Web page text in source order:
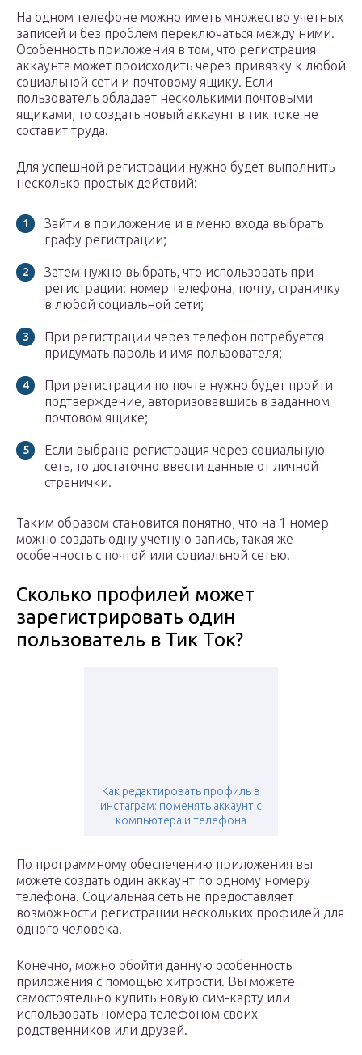
На одном телефоне можно иметь множество учетных
записей и без проблем переключаться между ними.
Особенность приложения в том, что регистрация
аккаунта может происходить через привязку к любой
социальной сети и почтовому ящику. Если
пользователь обладает несколькими почтовыми
ящиками, то создать новый аккаунт в тик токе не
составит труда.
Для успешной регистрации нужно будет выполнить
несколько простых действий:
Зайти в приложение и в меню входа выбрать
графу регистрации;
Затем нужно выбрать, что использовать при
регистрации: номер телефона, почту, страничку
в любой социальной сети;
При регистрации через телефон потребуется
придумать пароль и имя пользователя;
При регистрации по почте нужно будет пройти
подтверждение, авторизовавшись в заданном
почтовом ящике;
Если выбрана регистрация через социальную
сеть, то достаточно ввести данные от личной
странички.
Таким образом становится понятно, что на 1 номер
можно создать одну учетную запись, такая же
особенность с почтой или социальной сетью.
Сколько профилей может
зарегистрировать один
пользователь в Тик Ток?
Как редактировать профиль в
инстаграм: поменять аккаунт с
компьютера и телефона
По программному обеспечению приложения вы
можете создать один аккаунт по одному номеру
телефона. Социальная сеть не предоставляет
возможности регистрации нескольких профилей для
одного человека.
Конечно, можно обойти данную особенность
приложения с помощью хитрости. Вы можете
самостоятельно купить новую сим-карту или
использовать номера телефоном своих
родственников или друзей.